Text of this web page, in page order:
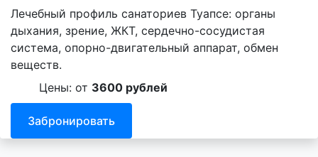
Лечебный профиль санаториев Туапсе: органы
дыхания, зрение, ЖКТ, сердечно-сосудистая
система, опорно-двигательный аппарат, обмен
веществ.
Цены: от 3600 рублей
Забронировать